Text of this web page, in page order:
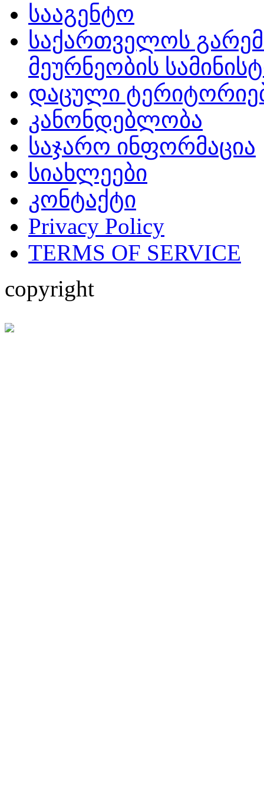
სააგენტო
საქართველოს
მეურნეობის
დაცული
კანონდებლობა
საჯარო ინფორმაცია
სიახლეები
კონტაქტი
Privacy Policy
TERMS OF SERVICE
copyright